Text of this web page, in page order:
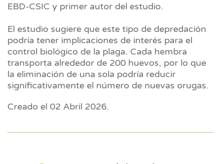
EBD-CSIC y primer autor del estudio.
El estudio sugiere que este tipo de depredación
podría tener implicaciones de interés para el
control biológico de la plaga. Cada hembra
transporta alrededor de 200 huevos, por lo que
la eliminación de una sola podría reducir
significativamente el número de nuevas orugas.
Creado el 02 Abril 2026.